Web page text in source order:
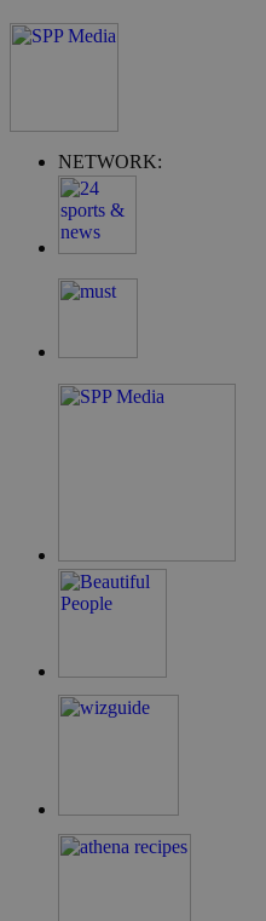
NETWORK:
takeOverCookie
ShowNewVisitorPopup
LangCookie